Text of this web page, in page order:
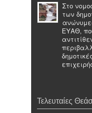
Στο
των
ΕΥΑΘ,
Τελευταίες